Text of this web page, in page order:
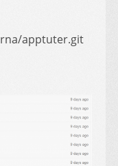
apptuter.git